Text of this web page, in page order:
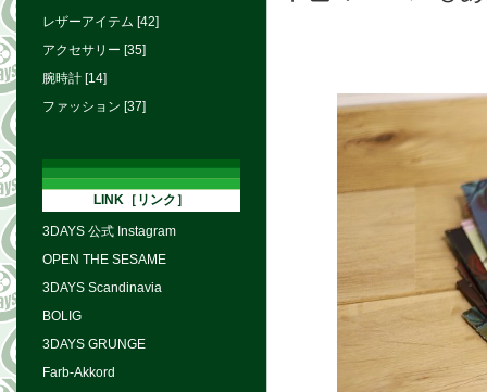
レザーアイテム [42]
アクセサリー [35]
腕時計 [14]
ファッション [37]
LINK［リンク］
3DAYS 公式 Instagram
OPEN THE SESAME
3DAYS Scandinavia
BOLIG
3DAYS GRUNGE
Farb-Akkord